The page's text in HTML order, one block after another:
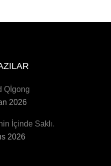
Qİgong
2026
İçinde Saklı.
2026